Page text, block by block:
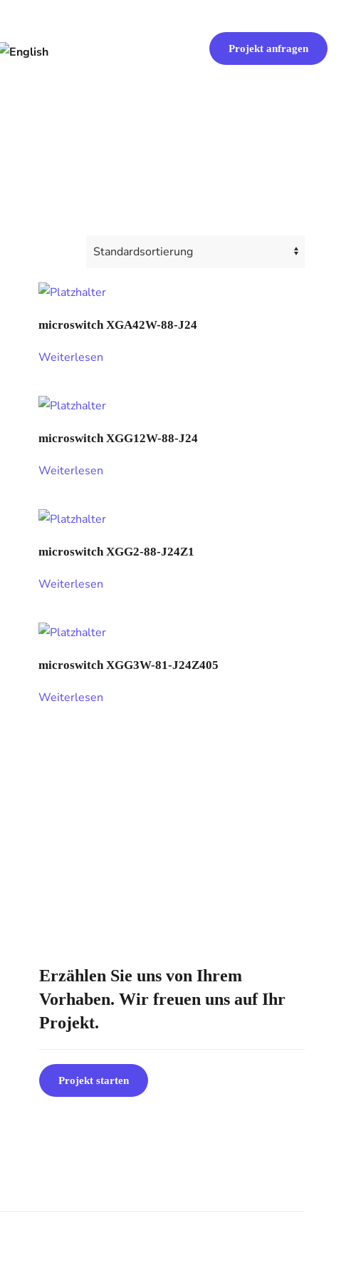
Projekt anfragen
microswitch XGA42W-88-J24
Weiterlesen
microswitch XGG12W-88-J24
Weiterlesen
microswitch XGG2-88-J24Z1
Weiterlesen
microswitch XGG3W-81-J24Z405
Weiterlesen
Erzählen Sie uns von Ihrem
Vorhaben. Wir freuen uns auf Ihr
Projekt.
Projekt starten